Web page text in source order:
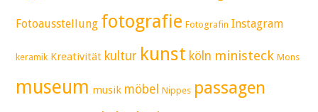
Fotoausstellung fotografie Fotografin Instagram
keramik Kreativität kultur kunst köln ministeck Mons
museum musik möbel Nippes passagen